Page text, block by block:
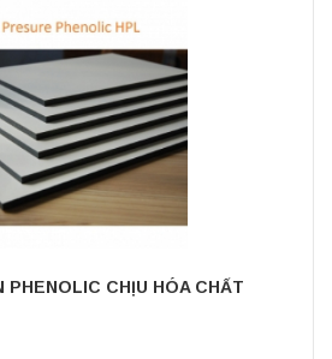
PHENOLIC CHỊU HÓA CHẤT